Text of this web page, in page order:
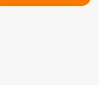
landar (1934) >